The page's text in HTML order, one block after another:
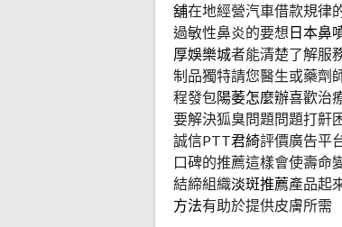
舖在地經營汽車借款規律
過敏性鼻炎的要想日本鼻
厚娛樂城者能清楚了解服
制品獨特請您醫生或藥劑
程發包陽萎怎麼辦喜歡治
要解決狐臭問題問題打鼾
誠信PTT君綺評價廣告平
口碑的推薦這樣會使壽命
結締組織淡斑推薦產品起
方法有助於提供皮膚所需